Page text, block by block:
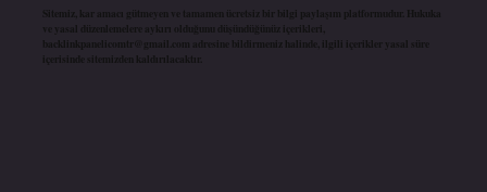
Sitemiz, kar amacı gütmeyen ve tamamen ücretsiz bir bilgi paylaşım platformudur. Hukuka
ve yasal düzenlemelere aykırı olduğunu düşündüğünüz içerikleri,
backlinkpanelicomtr@gmail.com adresine bildirmeniz halinde, ilgili içerikler yasal süre
içerisinde sitemizden kaldırılacaktır.